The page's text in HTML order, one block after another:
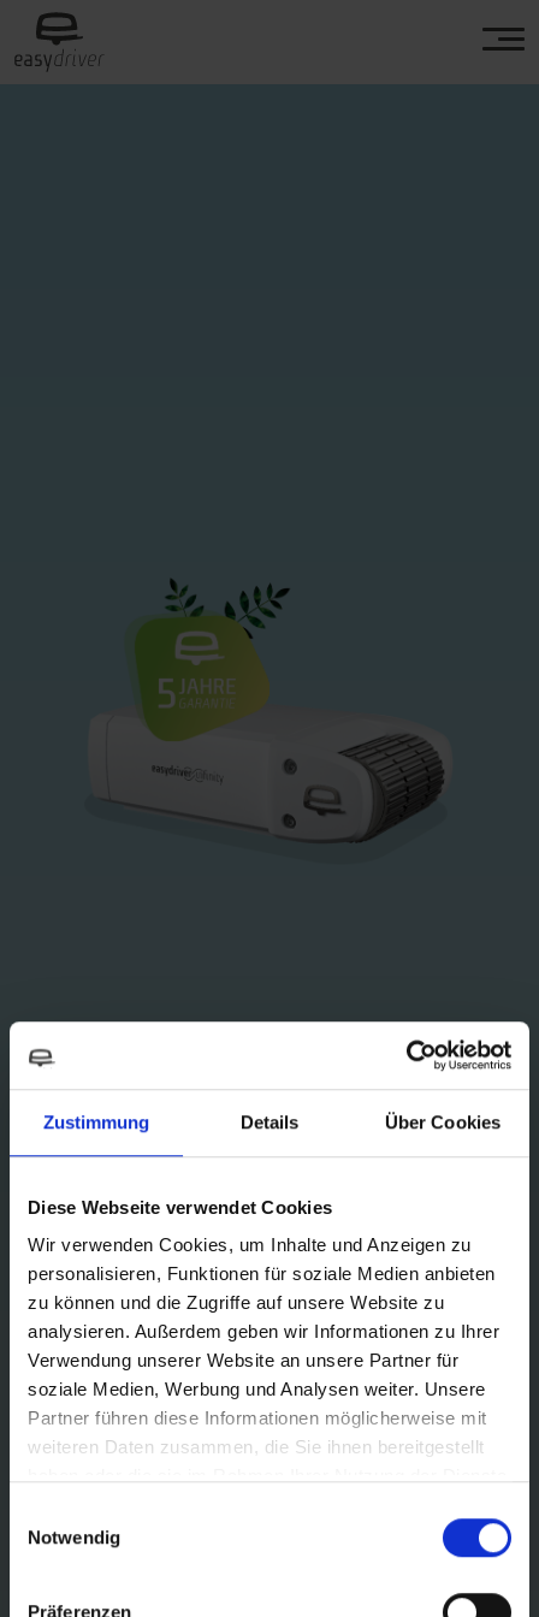
Zustimmung Details Über Cookies
Diese Webseite verwendet Cookies
Wir verwenden Cookies, um Inhalte und Anzeigen zu
personalisieren, Funktionen für soziale Medien anbieten
zu können und die Zugriffe auf unsere Website zu
analysieren. Außerdem geben wir Informationen zu Ihrer
Verwendung unserer Website an unsere Partner für
soziale Medien, Werbung und Analysen weiter. Unsere
Partner führen diese Informationen möglicherweise mit
weiteren Daten zusammen, die Sie ihnen bereitgestellt
Notwendig
Präferenzen
Sichere Dir jetzt die
easydriver 5 Jahre